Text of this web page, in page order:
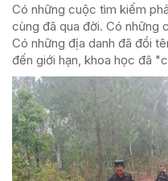
Có những cuộc tìm kiếm
cùng đã qua đời. Có những
Có những địa danh đã đổi
đến giới hạn, khoa học đã